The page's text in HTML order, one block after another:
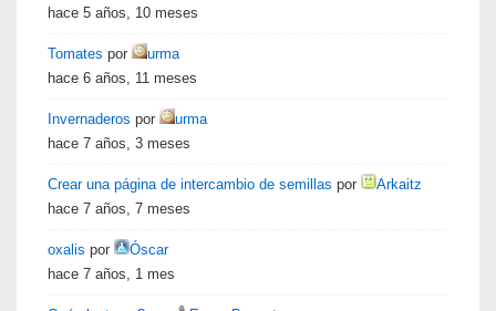
hace 5 años, 10 meses
Tomates por
urma
hace 6 años, 11 meses
Invernaderos por
urma
hace 7 años, 3 meses
Crear una página de intercambio de semillas por
Arkaitz
hace 7 años, 7 meses
oxalis por
Óscar
hace 7 años, 1 mes